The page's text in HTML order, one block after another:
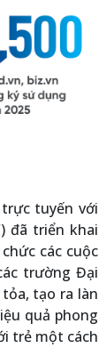
tuyến với
đã triển khai
các cuộc
trường Đại
tạo ra làn
quả phong
trẻ một cách